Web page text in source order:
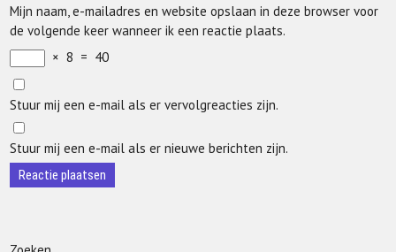
Mijn naam, e-mailadres en website opslaan in deze browser voor
de volgende keer wanneer ik een reactie plaats.
× 8 = 40
Stuur mij een e-mail als er vervolgreacties zijn.
Stuur mij een e-mail als er nieuwe berichten zijn.